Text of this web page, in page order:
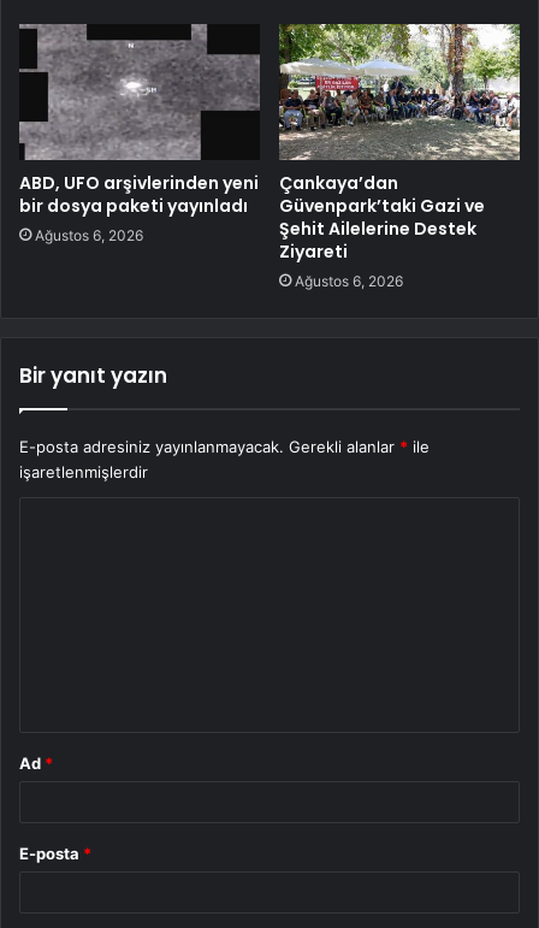
ABD, UFO arşivlerinden yeni
bir dosya paketi yayınladı
Ağustos 6, 2026
Çankaya’dan
Güvenpark’taki Gazi ve
Şehit Ailelerine Destek
Ziyareti
Ağustos 6, 2026
Bir yanıt yazın
E-posta adresiniz yayınlanmayacak. Gerekli alanlar * ile
işaretlenmişlerdir
Ad *
E-posta *